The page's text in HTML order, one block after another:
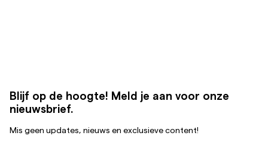
Blijf op de hoogte! Meld je aan voor onze
nieuwsbrief.
Mis geen updates, nieuws en exclusieve content!